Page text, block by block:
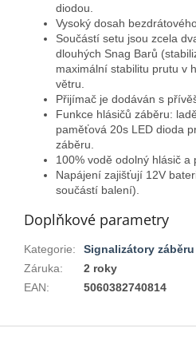
diodou.
Vysoký dosah
Součástí setu jsou zcela
dlouhých Snag Barů
maximální stabilitu prutu v
větru.
Přijímač je dodáván s
Funkce hlásičů záběru:
paměťová 20s LED dioda
záběru.
100% vodě odolný hlásič a
Napájení zajišťují 12V
součástí balení).
Doplňkové parametry
Kategorie:
Signalizátory záběru
Záruka:
2 roky
EAN: 5060382740814
Z